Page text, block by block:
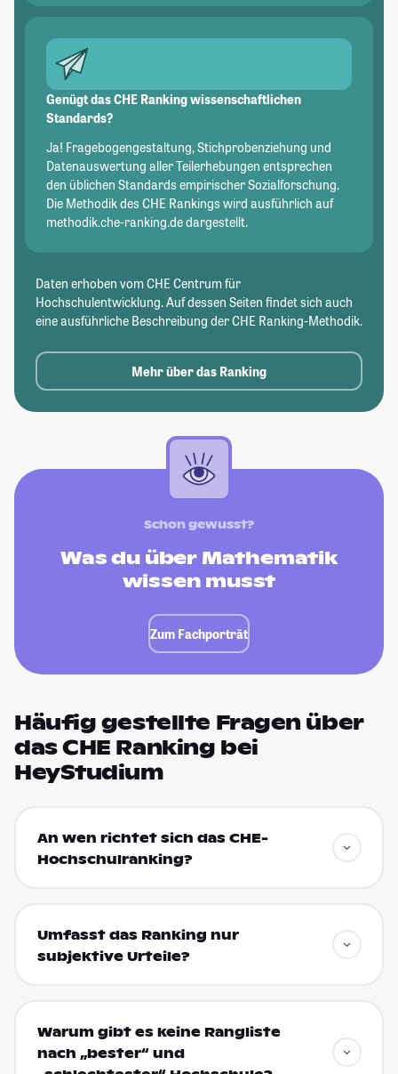
Genügt das CHE Ranking wissenschaftlichen
Standards?
Ja! Fragebogengestaltung, Stichprobenziehung und
Datenauswertung aller Teilerhebungen entsprechen
den üblichen Standards empirischer Sozialforschung.
Die Methodik des CHE Rankings wird ausführlich auf
methodik.che-ranking.de dargestellt.
Daten erhoben vom CHE Centrum für
Hochschulentwicklung. Auf dessen Seiten findet sich auch
eine ausführliche Beschreibung der CHE Ranking-Methodik.
Mehr über das Ranking
Schon gewusst?
Was du über Mathematik
wissen musst
Zum Fachporträt
Häufig gestellte Fragen über
das CHE Ranking bei
HeyStudium
An wen richtet sich das CHE-
Hochschulranking?
Umfasst das Ranking nur
subjektive Urteile?
Warum gibt es keine Rangliste
nach „bester“ und